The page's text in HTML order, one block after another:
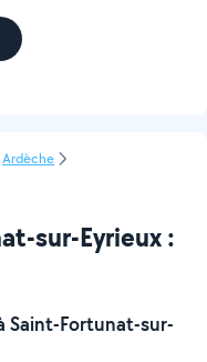
Ardèche
sur-Eyrieux :
Saint-Fortunat-sur-